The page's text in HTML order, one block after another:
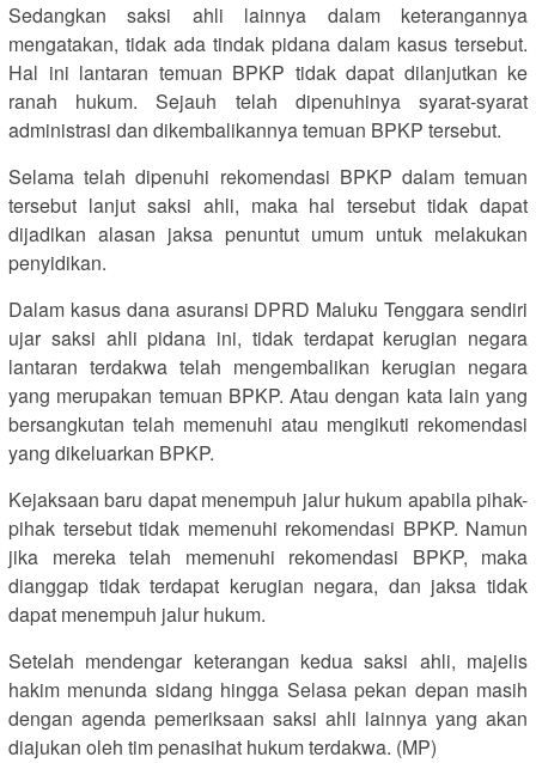
Sedangkan saksi ahli lainnya dalam keterangannya
mengatakan, tidak ada tindak pidana dalam kasus tersebut.
Hal ini lantaran temuan BPKP tidak dapat dilanjutkan ke
ranah hukum. Sejauh telah dipenuhinya syarat-syarat
administrasi dan dikembalikannya temuan BPKP tersebut.
Selama telah dipenuhi rekomendasi BPKP dalam temuan
tersebut lanjut saksi ahli, maka hal tersebut tidak dapat
dijadikan alasan jaksa penuntut umum untuk melakukan
penyidikan.
Dalam kasus dana asuransi DPRD Maluku Tenggara sendiri
ujar saksi ahli pidana ini, tidak terdapat kerugian negara
lantaran terdakwa telah mengembalikan kerugian negara
yang merupakan temuan BPKP. Atau dengan kata lain yang
bersangkutan telah memenuhi atau mengikuti rekomendasi
yang dikeluarkan BPKP.
Kejaksaan baru dapat menempuh jalur hukum apabila pihak-
pihak tersebut tidak memenuhi rekomendasi BPKP. Namun
jika mereka telah memenuhi rekomendasi BPKP, maka
dianggap tidak terdapat kerugian negara, dan jaksa tidak
dapat menempuh jalur hukum.
Setelah mendengar keterangan kedua saksi ahli, majelis
hakim menunda sidang hingga Selasa pekan depan masih
dengan agenda pemeriksaan saksi ahli lainnya yang akan
diajukan oleh tim penasihat hukum terdakwa. (MP)